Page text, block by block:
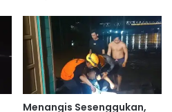
Menangis Sesenggukan,